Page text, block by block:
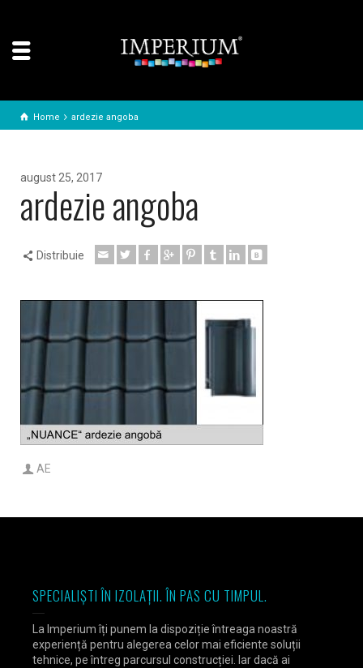
Home ardezie angoba
august 25, 2017
ardezie angoba
Distribuie
AE
SPECIALIȘTI ÎN IZOLAȚII. ÎN PAS CU TIMPUL.
La Imperium îți punem la dispoziție întreaga noastră
experiență pentru alegerea celor mai eficiente soluții
tehnice, pe întreg parcursul construcției. Iar dacă ai